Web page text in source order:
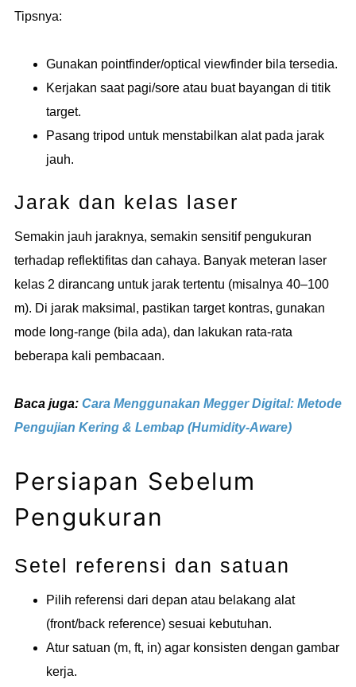
Tipsnya:
Gunakan pointfinder/optical viewfinder bila tersedia.
Kerjakan saat pagi/sore atau buat bayangan di titik
target.
Pasang tripod untuk menstabilkan alat pada jarak
jauh.
Jarak dan kelas laser
Semakin jauh jaraknya, semakin sensitif pengukuran
terhadap reflektifitas dan cahaya. Banyak meteran laser
kelas 2 dirancang untuk jarak tertentu (misalnya 40–100
m). Di jarak maksimal, pastikan target kontras, gunakan
mode long-range (bila ada), dan lakukan rata-rata
beberapa kali pembacaan.
Baca juga: Cara Menggunakan Megger Digital: Metode
Pengujian Kering & Lembap (Humidity-Aware)
Persiapan Sebelum
Pengukuran
Setel referensi dan satuan
Pilih referensi dari depan atau belakang alat
(front/back reference) sesuai kebutuhan.
Atur satuan (m, ft, in) agar konsisten dengan gambar
kerja.